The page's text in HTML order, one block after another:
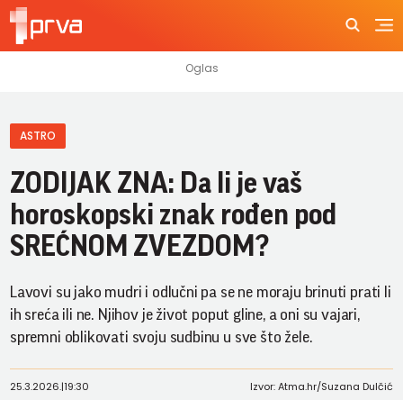
ASTRO
ZODIJAK ZNA: Da li je vaš
horoskopski znak rođen pod
SREĆNOM ZVEZDOM?
Lavovi su jako mudri i odlučni pa se ne moraju brinuti prati li
ih sreća ili ne. Njihov je život poput gline, a oni su vajari,
spremni oblikovati svoju sudbinu u sve što žele.
25.3.2026.|19:30 Izvor: Atma.hr/Suzana Dulčić